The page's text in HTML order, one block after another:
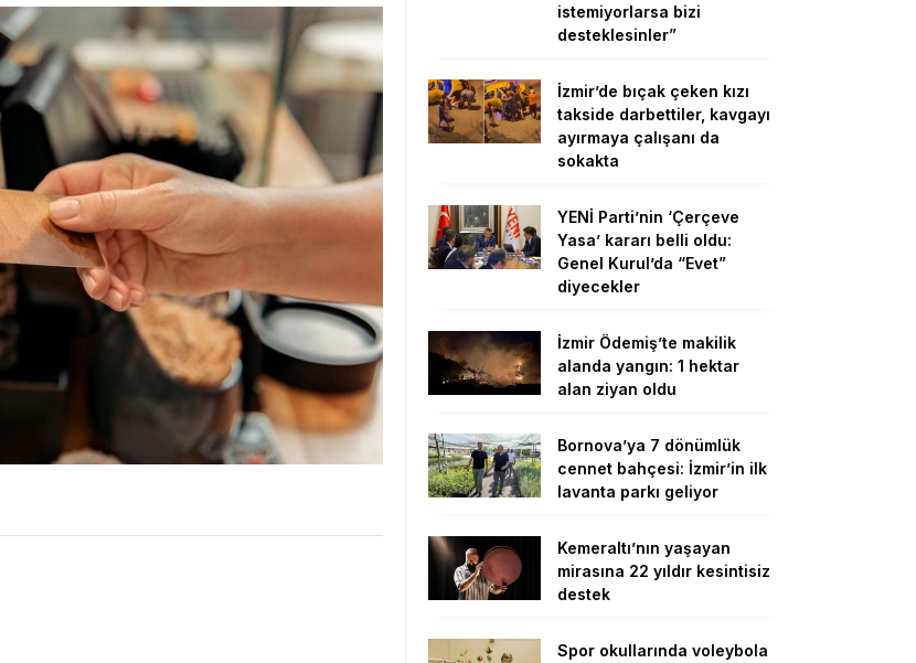
istemiyorlarsa bizi
desteklesinler”
İzmir’de bıçak çeken kızı
takside darbettiler, kavgayı
ayırmaya çalışanı da
sokakta
YENİ Parti’nin ‘Çerçeve
Yasa’ kararı belli oldu:
Genel Kurul’da “Evet”
diyecekler
İzmir Ödemiş’te makilik
alanda yangın: 1 hektar
alan ziyan oldu
Bornova’ya 7 dönümlük
cennet bahçesi: İzmir’in ilk
lavanta parkı geliyor
Kemeraltı’nın yaşayan
mirasına 22 yıldır kesintisiz
destek
Spor okullarında voleybola